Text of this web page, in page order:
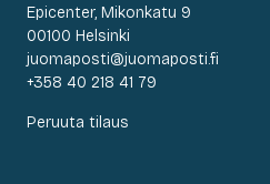
Epicenter, Mikonkatu 9
00100 Helsinki
juomaposti@juomaposti.fi
+358 40 218 41 79
Peruuta tilaus